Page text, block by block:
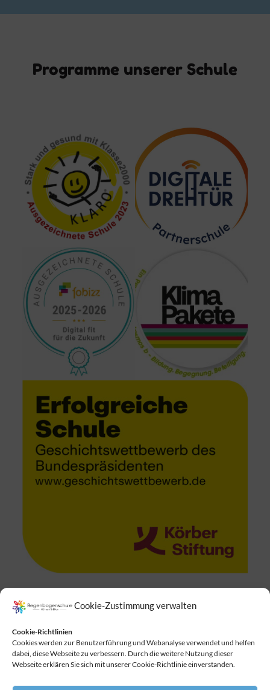
Cookie-Zustimmung verwalten
Cookie-Richtlinien
Cookies werden zur Benutzerführung und Webanalyse verwendet und helfen
dabei, diese Webseite zu verbessern. Durch die weitere Nutzung dieser
Webseite erklären Sie sich mit unserer Cookie-Richtlinie einverstanden.
Programme unserer Schule